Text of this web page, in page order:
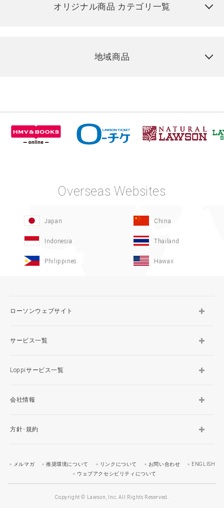
オリジナル商品 カテゴリ一覧
地域商品
Overseas Websites
Japan China
Indonesia Thailand
Philippines Hawaii
ローソンウェブサイト
サービス一覧
Loppiサービス一覧
会社情報
方針･規約
メルマガ 推奨環境について リンクについて お問い合わせ
ENGLISH
ウェブアクセシビリティについて
Copyright © Lawson, Inc. All Rights Reserved.